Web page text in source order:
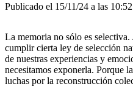
Publicado el 15/11/24 a las
La memoria no sólo es selectiva.
cumplir cierta ley de selección
de nuestras experiencias y
necesitamos exponerla. Porque
luchas por la reconstrucción